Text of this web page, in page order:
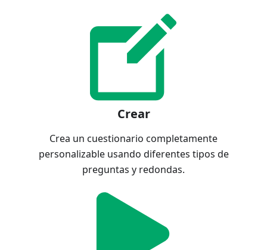
Crear
Crea un cuestionario completamente
personalizable usando diferentes tipos de
preguntas y redondas.